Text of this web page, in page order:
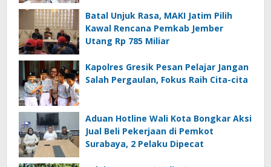
Batal Unjuk Rasa, MAKI Jatim Pilih
Kawal Rencana Pemkab Jember
Utang Rp 785 Miliar
Kapolres Gresik Pesan Pelajar Jangan
Salah Pergaulan, Fokus Raih Cita-cita
Aduan Hotline Wali Kota Bongkar Aksi
Jual Beli Pekerjaan di Pemkot
Surabaya, 2 Pelaku Dipecat